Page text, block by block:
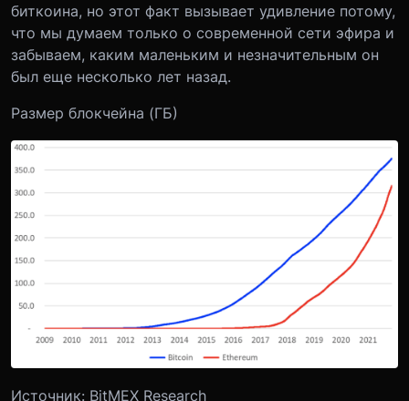
биткоина, но этот факт вызывает удивление потому,
что мы думаем только о современной сети эфира и
забываем, каким маленьким и незначительным он
был еще несколько лет назад.
Размер блокчейна (ГБ)
Источник: BitMEX Research